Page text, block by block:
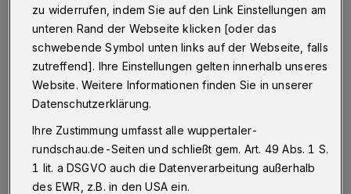
Da bin ich aber froh, dass die Stadt nun wohl
auch erkannt hat, dass mehrjährige gemischte
Staudenbeete in den Wuppertaler Grünanlagen
besser für Umwelt, Natur und möglicherweise
sogar Steuertopf sind. Überrascht bin ich
allerdings, „dass die Stadt im vergangenen
zu widerrufen, indem Sie auf den Link Einstellungen am
unteren Rand der Webseite klicken [oder das
schwebende Symbol unten links auf der Webseite, falls
zutreffend]. Ihre Einstellungen gelten innerhalb unseres
Website. Weitere Informationen finden Sie in unserer
Datenschutzerklärung.
Ihre Zustimmung umfasst alle wuppertaler-
rundschau.de-Seiten und schließt gem. Art. 49 Abs. 1 S.
1 lit. a DSGVO auch die Datenverarbeitung außerhalb
des EWR, z.B. in den USA ein.